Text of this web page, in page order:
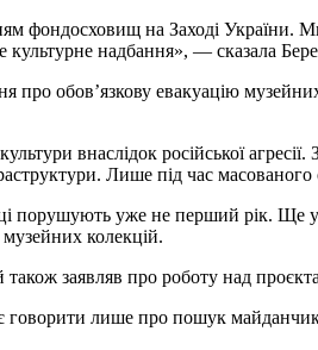
фондосховищ на Заході України.
надбання», — сказала
обов’язкову евакуацію
внаслідок російської
Лише під час
уже не перший рік. Ще у
колекцій.
заявляв про роботу над
лише про пошук